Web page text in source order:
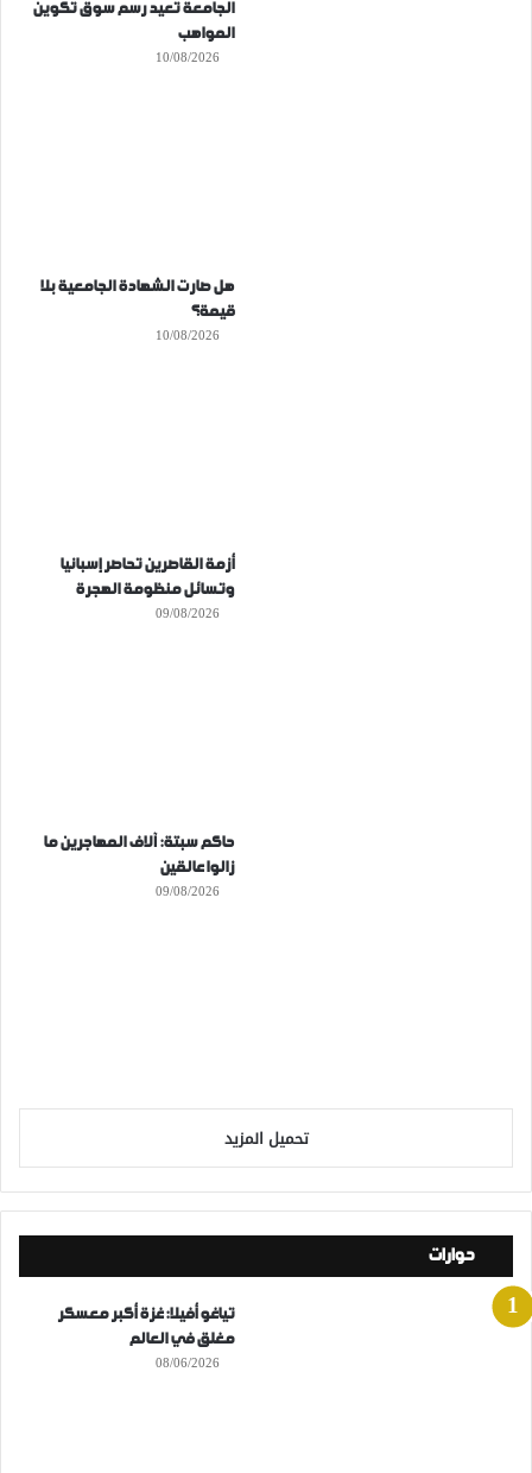
الجامعة تعيد رسم سوق تكوين
المواهب
10/08/2026
هل صارت الشهادة الجامعية بلا
قيمة؟
10/08/2026
أزمة القاصرين تحاصر إسبانيا
وتسائل منظومة الهجرة
09/08/2026
حاكم سبتة: آلاف المهاجرين ما
زالوا عالقين
09/08/2026
تحميل المزيد
حوارات
تياغو أفيلا: غزة أكبر معسكر
مغلق في العالم
08/06/2026